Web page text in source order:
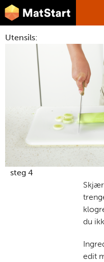
Hopp til hovedinnhold
MatStart
OPPSKRIFTER
FILM
FØR DU
LÆR MER
TIL DE VOKSNE
Utensils:
steg 4
du
edit